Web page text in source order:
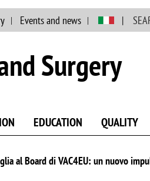
Skip to main
Events and news
Surgery
EDUCATION QUALITY
al Board di VAC4EU: un nuovo